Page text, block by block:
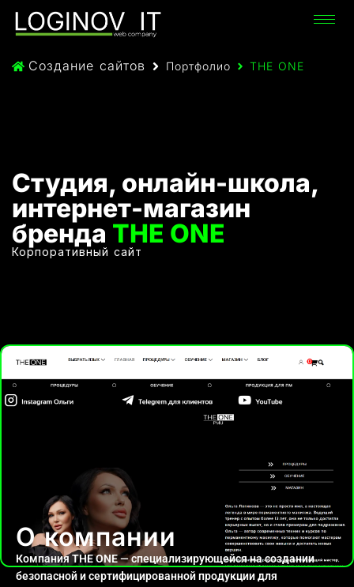
Создание сайтов Портфолио THE ONE
Студия, онлайн-школа,
интернет-магазин
бренда THE ONE
Корпоративный сайт
О компании
Компания THE ONE — специализирующейся на создании
безопасной и сертифицированной продукции для